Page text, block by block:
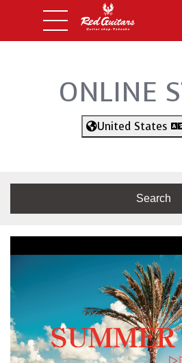
ONLINE
United States
Search